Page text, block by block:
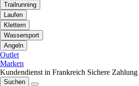
Trailrunning
Laufen
Klettern
Wassersport
Angeln
Outlet
Marken
Kundendienst in Frankreich Sichere Zahlung
Suchen